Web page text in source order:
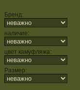
Бренд:
наличие:
цвет камуфляжа:
Размер: